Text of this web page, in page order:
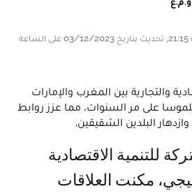
في 03/12/2023 على الساعة 21:15, تحديث بتاريخ 03/12/2023 على الساعة
والتجارية بين المغرب والإمارات
على مر السنوات، مما عزز روابط
البلدين الشقيقين.
مكنت العلاقات